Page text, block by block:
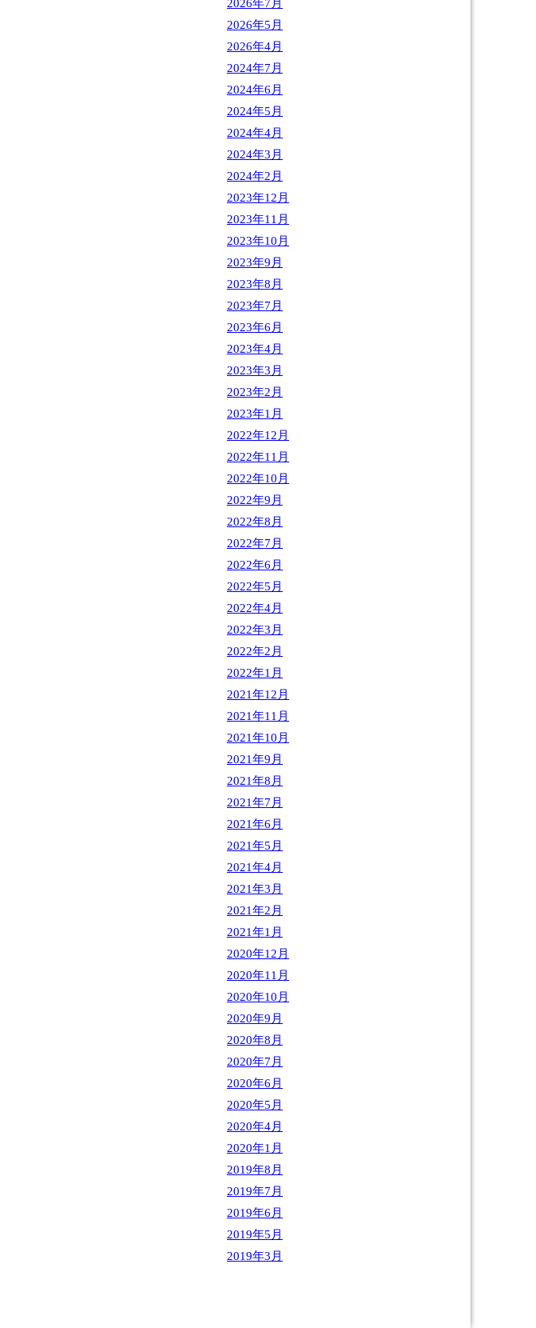
2026年7月
2026年5月
2026年4月
2024年7月
2024年6月
2024年5月
2024年4月
2024年3月
2024年2月
2023年12月
2023年11月
2023年10月
2023年9月
2023年8月
2023年7月
2023年6月
2023年4月
2023年3月
2023年2月
2023年1月
2022年12月
2022年11月
2022年10月
2022年9月
2022年8月
2022年7月
2022年6月
2022年5月
2022年4月
2022年3月
2022年2月
2022年1月
2021年12月
2021年11月
2021年10月
2021年9月
2021年8月
2021年7月
2021年6月
2021年5月
2021年4月
2021年3月
2021年2月
2021年1月
2020年12月
2020年11月
2020年10月
2020年9月
2020年8月
2020年7月
2020年6月
2020年5月
2020年4月
2020年1月
2019年8月
2019年7月
2019年6月
2019年5月
2019年3月